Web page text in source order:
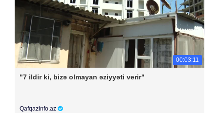
00:03:11
"7 ildir ki, bizə olmayan əziyyəti verir"
Qafqazinfo.az